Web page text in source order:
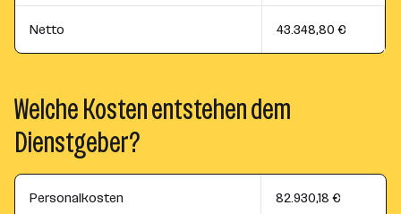
Netto 43.348,80 €
Welche Kosten entstehen dem
Dienstgeber?
Personalkosten 82.930,18 €